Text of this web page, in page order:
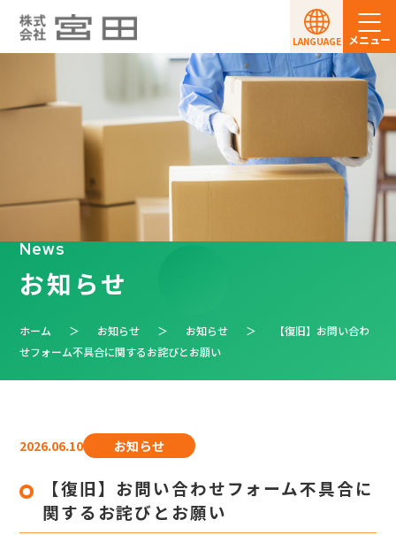
LANGUAGE メニュー
News
お知らせ
ホーム お知らせ お知らせ
【復旧】お問い合わ
せフォーム不具合に関するお詫びとお願い
2026.06.10 お知らせ
【復旧】お問い合わせフォーム不具合に
関するお詫びとお願い